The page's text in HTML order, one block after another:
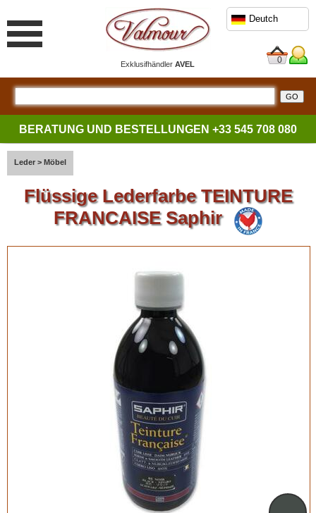
ExklusifhändlerAVEL
Deutch
0
BERATUNG UND BESTELLUNGEN +33 545 708 080
Leder > Möbel
Flüssige Lederfarbe TEINTURE
FRANCAISE Saphir